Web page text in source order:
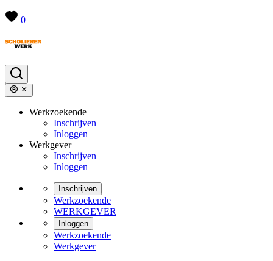
0
Werkzoekende
Inschrijven
Inloggen
Werkgever
Inschrijven
Inloggen
Inschrijven
Werkzoekende
WERKGEVER
Inloggen
Werkzoekende
Werkgever